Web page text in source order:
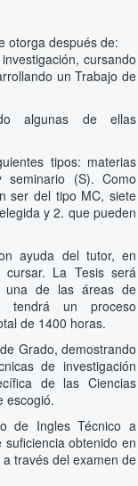
otorga después de:
cursando
un Trabajo de
algunas de ellas
tipos: materias
seminario (S). Como
ser del tipo MC, siete
y 2. que pueden
ayuda del tutor, en
La Tesis será
una de las áreas de
tendrá un proceso
de 1400 horas.
Grado, demostrando
de investigación
de las Ciencias
escogió.
de Ingles Técnico a
obtenido en
través del examen de